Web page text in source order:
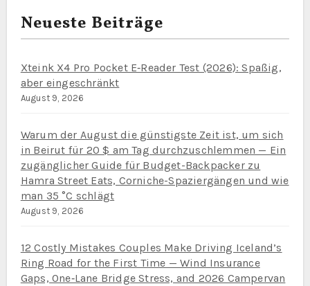
Neueste Beiträge
Xteink X4 Pro Pocket E‑Reader Test (2026): Spaßig,
aber eingeschränkt
August 9, 2026
Warum der August die günstigste Zeit ist, um sich
in Beirut für 20 $ am Tag durchzuschlemmen — Ein
zugänglicher Guide für Budget-Backpacker zu
Hamra Street Eats, Corniche-Spaziergängen und wie
man 35 °C schlägt
August 9, 2026
12 Costly Mistakes Couples Make Driving Iceland’s
Ring Road for the First Time — Wind Insurance
Gaps, One‑Lane Bridge Stress, and 2026 Campervan